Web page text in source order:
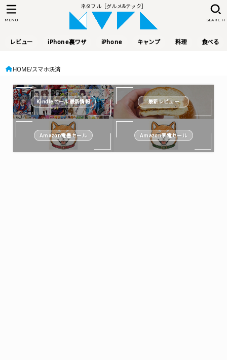
ネタフル［グルメ&テック］
レビュー iPhone裏ワザ iPhone キャンプ 料理 食べる
SEARCH
MENU
HOME スマホ決済
Kindleセール最新情報 最新レビュー
Amazon電書セール Amazon家電セール